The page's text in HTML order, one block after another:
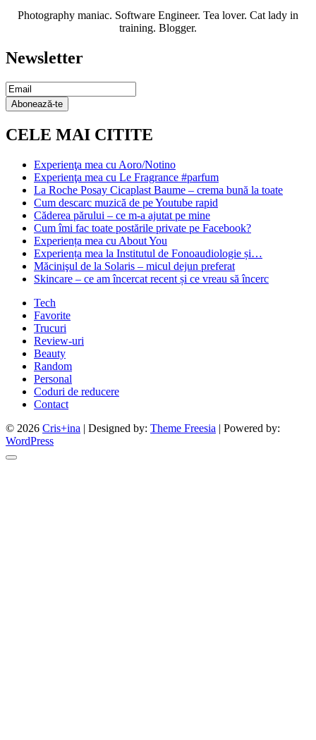
Photography maniac. Software Engineer. Tea lover. Cat lady in
training. Blogger.
Newsletter
Email
Subscription
Abonează-te
CELE MAI CITITE
Experienţa mea cu Aoro/Notino
Experienţa mea cu Le Fragrance #parfum
La Roche Posay Cicaplast Baume – crema bună la toate
Cum descarc muzică de pe Youtube rapid
Căderea părului – ce m-a ajutat pe mine
Cum îmi fac toate postările private pe Facebook?
Experiența mea cu About You
Experiența mea la Institutul de Fonoaudiologie și…
Măcinişul de la Solaris – micul dejun preferat
Skincare – ce am încercat recent și ce vreau să încerc
Tech
Favorite
Trucuri
Review-uri
Beauty
Random
Personal
Coduri de reducere
Contact
© 2026 Cris+ina | Designed by: Theme Freesia | Powered by:
WordPress